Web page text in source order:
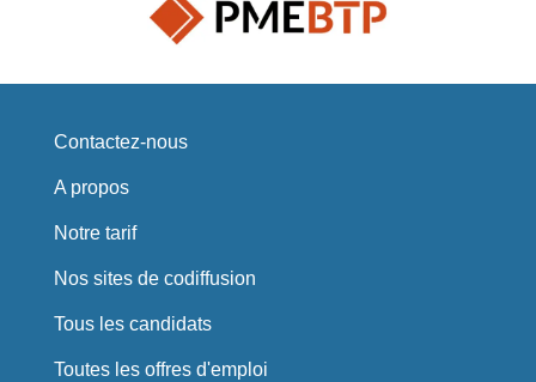
Contactez-nous
A propos
Notre tarif
Nos sites de codiffusion
Tous les candidats
Toutes les offres d'emploi